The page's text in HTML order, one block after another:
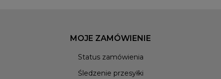
MOJE ZAMÓWIENIE
Status zamówienia
Śledzenie przesyłki